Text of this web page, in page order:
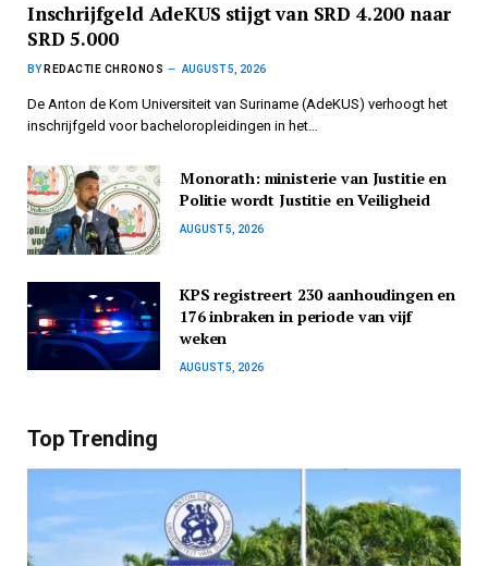
Inschrijfgeld AdeKUS stijgt van SRD 4.200 naar
SRD 5.000
BY REDACTIE CHRONOS AUGUST 5, 2026
De Anton de Kom Universiteit van Suriname (AdeKUS) verhoogt het
inschrijfgeld voor bacheloropleidingen in het…
Monorath: ministerie van Justitie en
Politie wordt Justitie en Veiligheid
AUGUST 5, 2026
KPS registreert 230 aanhoudingen en
176 inbraken in periode van vijf
weken
AUGUST 5, 2026
Top Trending